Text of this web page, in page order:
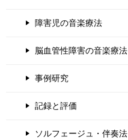
障害児の音楽療法
脳血管性障害の音楽療法
事例研究
記録と評価
ソルフェージュ・伴奏法